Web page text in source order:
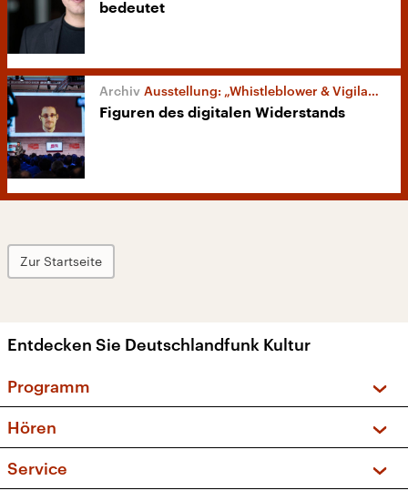
bedeutet
Ausstellung: „Whistleblower & Vigilanten“
Figuren des digitalen Widerstands
Zur Startseite
Entdecken Sie Deutschlandfunk Kultur
Programm
Sendungen und Podcasts
Musikliste
Hören
Frequenzen (UKW + DAB+)
Service